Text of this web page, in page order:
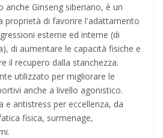
anche Ginseng siberiano, è un
proprietà di favorire l'adattamento
esterne ed interne (di
di aumentare le capacità fisiche e
il recupero dalla stanchezza.
utilizzato per migliorare le
anche a livello agonistico.
e antistress per eccellenza, da
fisica, surmenage,